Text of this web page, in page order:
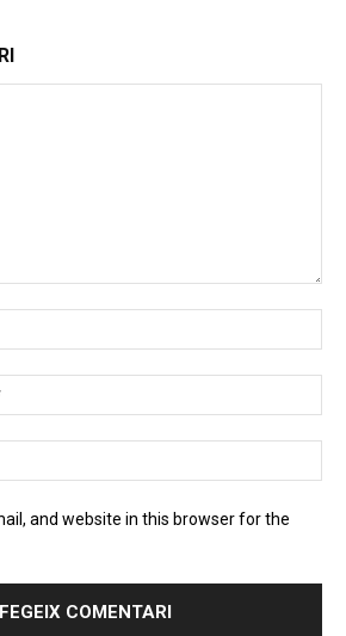
and website in this browser for the